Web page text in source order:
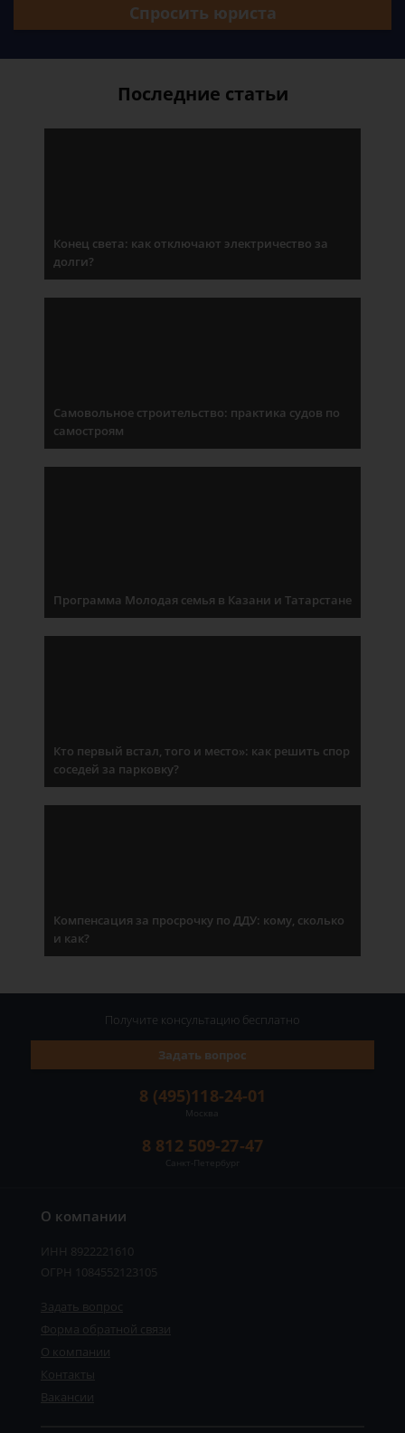
Спросить юриста
Последние статьи
Конец света: как отключают электричество за
долги?
Самовольное строительство: практика судов по
самостроям
Программа Молодая семья в Казани и Татарстане
Кто первый встал, того и место»: как решить спор
соседей за парковку?
Компенсация за просрочку по ДДУ: кому, сколько
и как?
О компании
ИНН 8922221610
ОГРН 1084552123105
Задать вопрос
Форма обратной связи
О компании
Контакты
Вакансии
8 (495)118-24-01
Москва
8 812 509-27-47
Санкт-Петербург
Задать вопрос
Получите консультацию бесплатно